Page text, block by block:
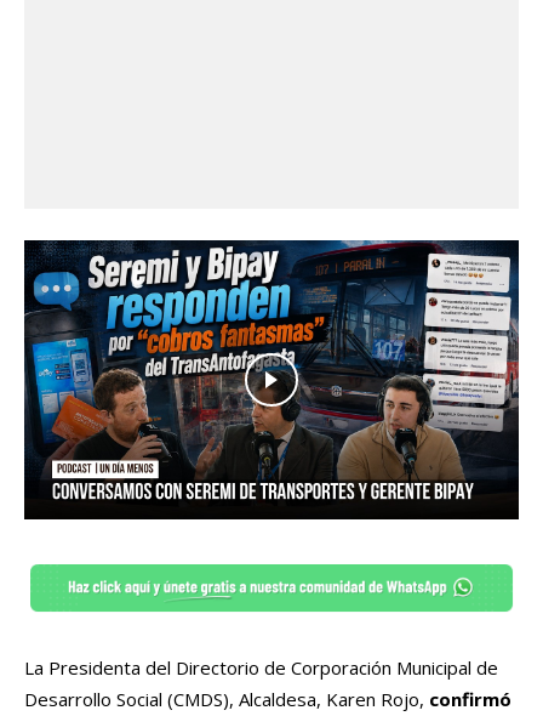
La Presidenta del Directorio de Corporación Municipal de
Desarrollo Social (CMDS), Alcaldesa, Karen Rojo, confirmó